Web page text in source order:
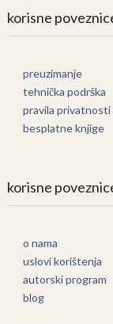
korisne
preuzimanje
tehnička podrška
pravila privatnosti
besplatne knjige
korisne
o nama
uslovi korištenja
autorski program
blog